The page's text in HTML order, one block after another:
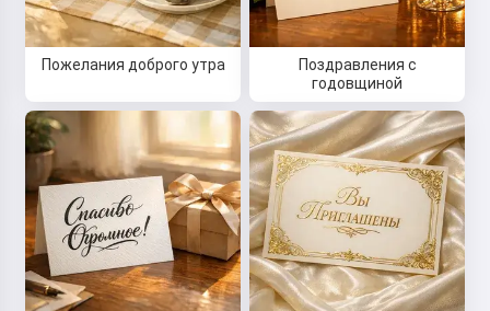
Пожелания доброго утра
Поздравления с
годовщиной